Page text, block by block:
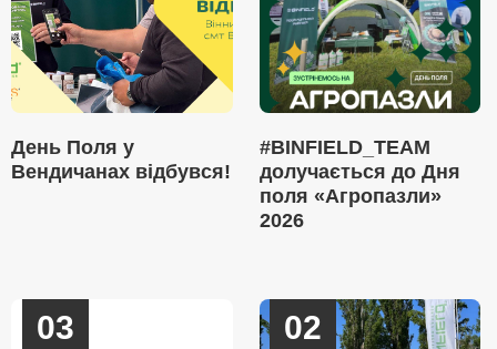
День Поля у
Вендичанах відбувся!
#BINFIELD_TEAM
долучається до Дня
поля «Агропазли»
2026
03 02